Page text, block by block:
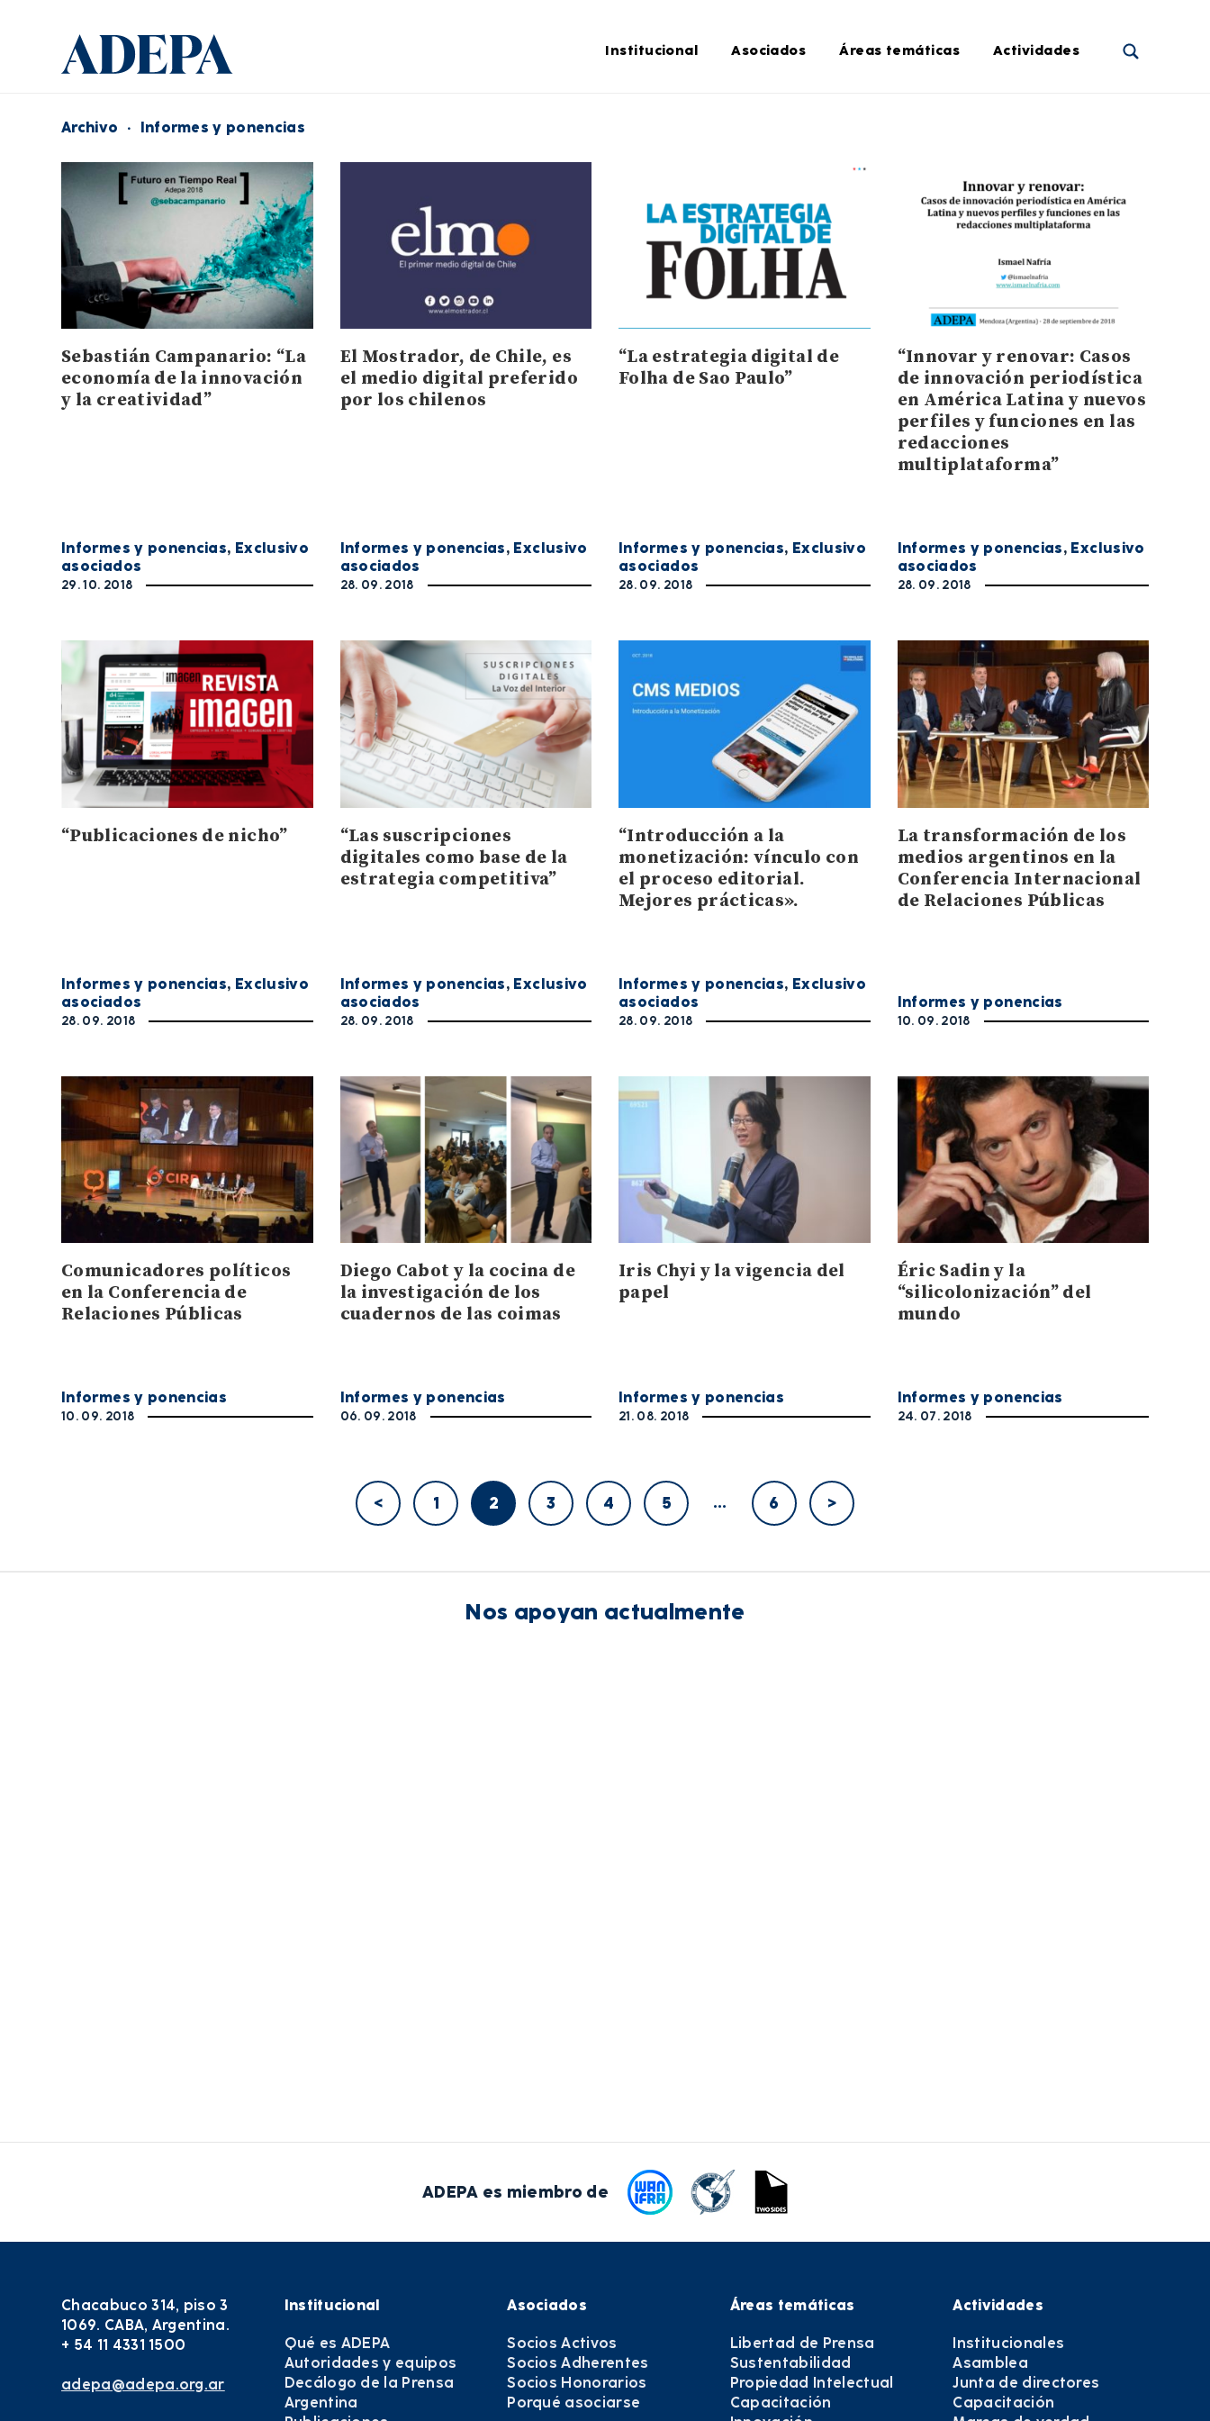
Institucional Asociados Áreas temáticas Actividades
Archivo · Informes y ponencias
Sebastián Campanario: “La
economía de la innovación
y la creatividad”
Informes y ponencias, Exclusivo
asociados
29. 10. 2018
El Mostrador, de Chile, es
el medio digital preferido
por los chilenos
Informes y ponencias, Exclusivo
asociados
28. 09. 2018
“La estrategia digital de
Folha de Sao Paulo”
Informes y ponencias, Exclusivo
asociados
28. 09. 2018
“Innovar y renovar: Casos
de innovación periodística
en América Latina y nuevos
perfiles y funciones en las
redacciones
multiplataforma”
Informes y ponencias, Exclusivo
asociados
28. 09. 2018
“Publicaciones de nicho”
Informes y ponencias, Exclusivo
asociados
28. 09. 2018
“Las suscripciones
digitales como base de la
estrategia competitiva”
Informes y ponencias, Exclusivo
asociados
28. 09. 2018
“Introducción a la
monetización: vínculo con
el proceso editorial.
Mejores prácticas».
Informes y ponencias, Exclusivo
asociados
28. 09. 2018
La transformación de los
medios argentinos en la
Conferencia Internacional
de Relaciones Públicas
Informes y ponencias
10. 09. 2018
Comunicadores políticos
en la Conferencia de
Relaciones Públicas
Informes y ponencias
10. 09. 2018
Diego Cabot y la cocina de
la investigación de los
cuadernos de las coimas
Informes y ponencias
06. 09. 2018
Iris Chyi y la vigencia del
papel
Informes y ponencias
21. 08. 2018
Éric Sadin y la
“silicolonización” del
mundo
Informes y ponencias
24. 07. 2018
< 1 2 3 4 5 … 6 >
Nos apoyan actualmente
ADEPA es miembro de
Chacabuco 314, piso 3
1069. CABA, Argentina.
+ 54 11 4331 1500
adepa@adepa.org.ar
Institucional
Qué es ADEPA
Autoridades y equipos
Decálogo de la Prensa
Argentina
Asociados
Socios Activos
Socios Adherentes
Socios Honorarios
Porqué asociarse
Áreas temáticas
Libertad de Prensa
Sustentabilidad
Propiedad Intelectual
Capacitación
Actividades
Institucionales
Asamblea
Junta de directores
Capacitación